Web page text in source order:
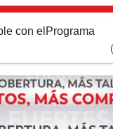
con el Programa